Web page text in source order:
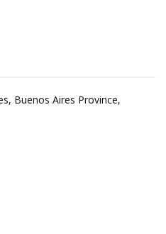
Buenos Aires Province,